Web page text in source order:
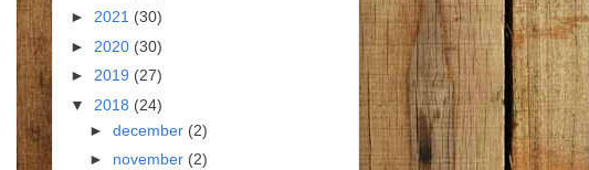
► 2021 (30)
► 2020 (30)
► 2019 (27)
▼ 2018 (24)
► december (2)
► november (2)